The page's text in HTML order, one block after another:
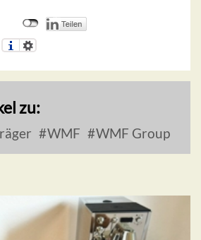
zu:
WMF WMF Group